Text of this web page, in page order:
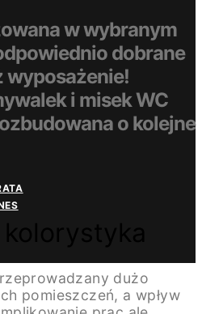
w wybranym
dobrane
wyposażenie!
i misek WC
o kolejne
dużo
pomieszczeń, a wpływ